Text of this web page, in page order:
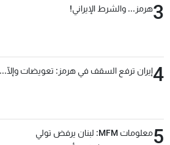
3هرمز... والشرط الإيراني!
4إيران ترفع السقف في هرمز: تعويضات وإلّا...
5
معلومات MFM: لبنان يرفض تولي